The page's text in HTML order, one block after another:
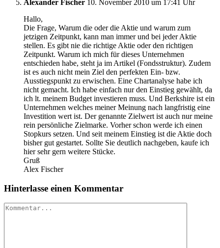
Alexander Fischer 10. November 2010 um 17:41 Uhr
Hallo,
Die Frage, Warum die oder die Aktie und warum zum
jetzigen Zeitpunkt, kann man immer und bei jeder Aktie
stellen. Es gibt nie die richtige Aktie oder den richtigen
Zeitpunkt. Warum ich mich für dieses Unternehmen
entschieden habe, steht ja im Artikel (Fondsstruktur). Zudem
ist es auch nicht mein Ziel den perfekten Ein- bzw.
Ausstiegspunkt zu erwischen. Eine Chartanalyse habe ich
nicht gemacht. Ich habe einfach nur den Einstieg gewählt, da
ich lt. meinem Budget investieren muss. Und Berkshire ist ein
Unternehmen welches meiner Meinung nach langfristig eine
Investition wert ist. Der genannte Zielwert ist auch nur meine
rein persönliche Zielmarke. Vorher schon werde ich einen
Stopkurs setzen. Und seit meinem Einstieg ist die Aktie doch
bisher gut gestartet. Sollte Sie deutlich nachgeben, kaufe ich
hier sehr gern weitere Stücke.
Gruß
Alex Fischer
Hinterlasse einen Kommentar
Kommentar